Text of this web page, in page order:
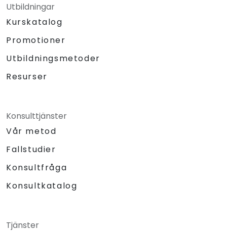
Utbildningar
Kurskatalog
Promotioner
Utbildningsmetoder
Resurser
Konsulttjänster
Vår metod
Fallstudier
Konsultfråga
Konsultkatalog
Tjänster